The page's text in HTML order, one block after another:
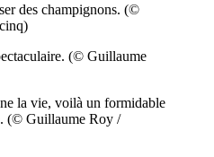
des champignons. (©
(© Guillaume
la vie, voilà un formidable
(© Guillaume Roy /